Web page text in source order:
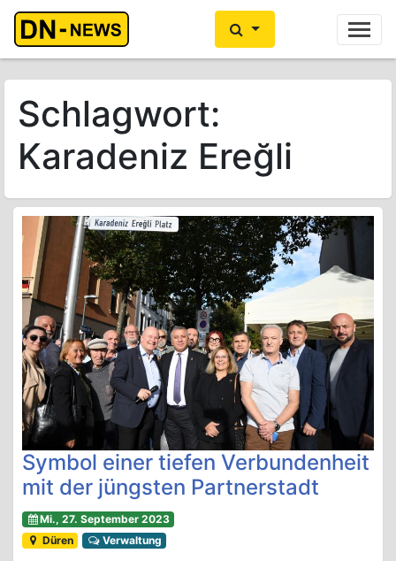
Ihre Anzeige hier? Jetzt informieren
Schlagwort:
Karadeniz Ereğli
Symbol einer tiefen Verbundenheit
mit der jüngsten Partnerstadt
Mi., 27. September 2023
Düren
Verwaltung